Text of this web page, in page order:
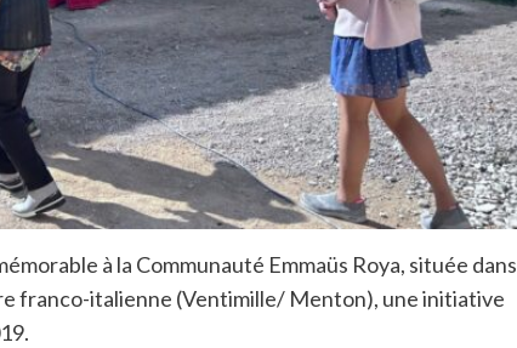
à la Communauté Emmaüs Roya, située dans
franco-italienne (Ventimille/ Menton), une initiative